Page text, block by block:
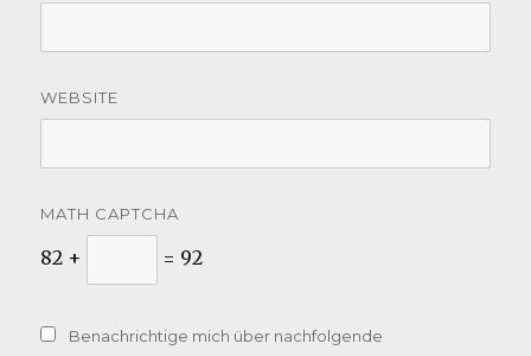
WEBSITE
MATH CAPTCHA
82 + = 92
Benachrichtige mich über nachfolgende